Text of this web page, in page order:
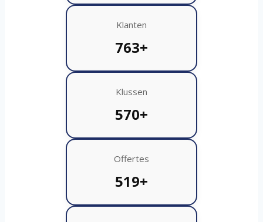
Klanten
763+
Klussen
570+
Offertes
519+